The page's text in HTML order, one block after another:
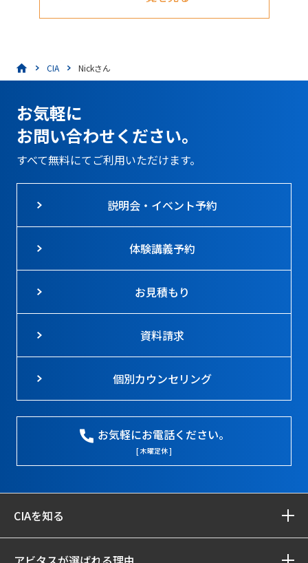
CIA Nickさん
お気軽に
お問い合わせください。
すべて無料にてご利用いただけます。
説明会・イベント予約
体験講義予約
お見積もり
資料請求
個別カウンセリング
お気軽にお電話ください。
[ 木曜定休 ]
CIAを知る